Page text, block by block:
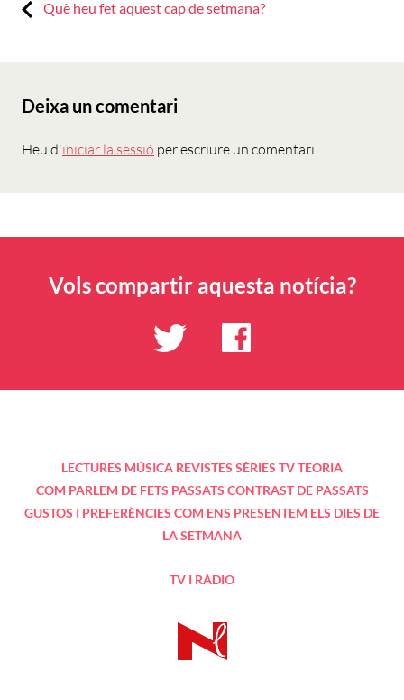
Navegació
Previous:
Què heu fet aquest cap de setmana?
Deixa un comentari
Heu d'iniciar la sessió per escriure un comentari.
Vols compartir aquesta notícia?
LECTURES MÚSICA REVISTES SÈRIES TVTEORIA
COM PARLEM DE FETS PASSATS CONTRAST DE PASSATS
GUSTOS I PREFERÈNCIES COM ENS PRESENTEM ELS DIES DE
LA SETMANA
TV I RÀDIO